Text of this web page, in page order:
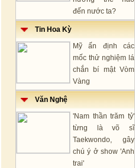
đến nước ta?
Tin Hoa Kỳ
Mỹ ấn định các
mốc thử nghiệm lá
chắn bí mật Vòm
Vàng
Văn Nghệ
'Nam thần trăm tỷ'
từng là võ sĩ
Taekwondo, gây
chú ý ở show 'Anh
trai'